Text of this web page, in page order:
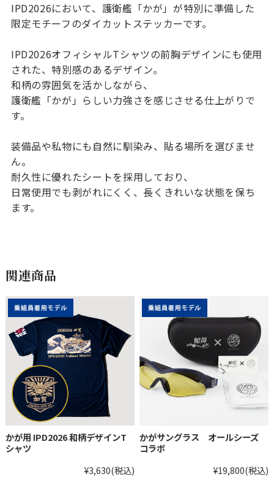
IPD2026において、護衛艦「かが」が特別に準備した
限定モチーフのダイカットステッカーです。
IPD2026オフィシャルTシャツの前胸デザインにも使用
された、特別感のあるデザイン。
和柄の雰囲気を活かしながら、
護衛艦「かが」らしい力強さを感じさせる仕上がりで
す。
装備品や私物にも自然に馴染み、貼る場所を選びませ
ん。
耐久性に優れたシートを採用しており、
日常使用でも剥がれにくく、長くきれいな状態を保ち
ます。
関連商品
かが用 IPD2026 和柄デザインT
シャツ
¥3,630(税込)
かがサングラス オールシーズ
コラボ
¥19,800(税込)